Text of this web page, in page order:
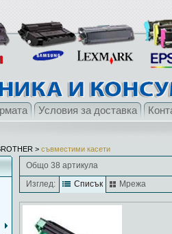
Условия за доставка
> съвместими касети
Общо 38 артикула
Изглед:
Списък Мрежа